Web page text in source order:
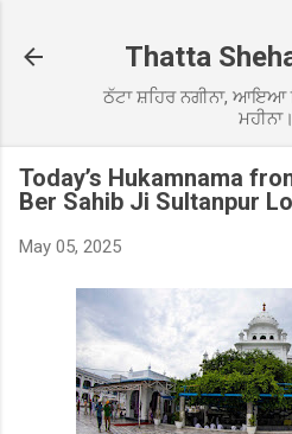
Thatta
ਠੱਟਾ ਸ਼ਹਿਰ ਨਗੀਨਾ, ਆਇਆ
ਮਹੀਨਾ।
Today’s Hukamnama
Ber Sahib Ji Sultanpur
May 05, 2025